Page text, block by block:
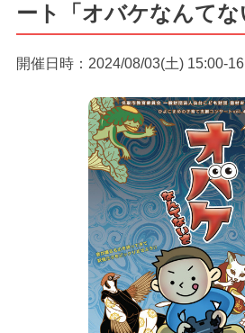
ート「オバケなんてな
開催日時：2024/08/03(土) 15:00-